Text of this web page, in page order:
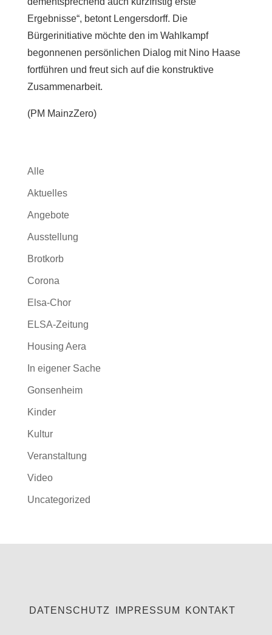
Ergebnisse“, betont Lengersdorff. Die
Bürgerinitiative möchte den im Wahlkampf
begonnenen persönlichen Dialog mit Nino Haase
fortführen und freut sich auf die konstruktive
Zusammenarbeit.
(PM MainzZero)
Alle
Aktuelles
Angebote
Ausstellung
Brotkorb
Corona
Elsa-Chor
ELSA-Zeitung
Housing Aera
In eigener Sache
Gonsenheim
Kinder
Kultur
Veranstaltung
Video
Uncategorized
DATENSCHUTZ IMPRESSUM KONTAKT